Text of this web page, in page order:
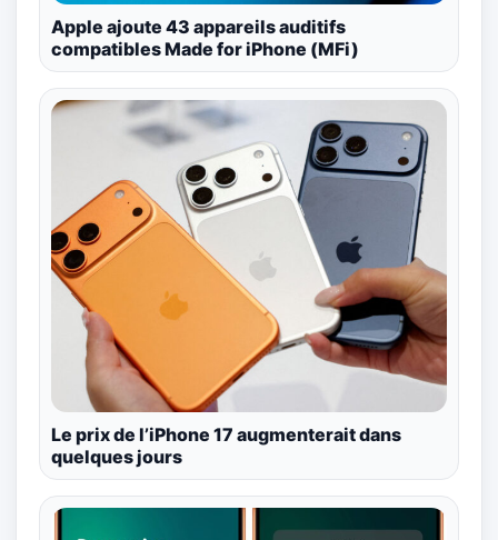
Apple ajoute 43 appareils auditifs
compatibles Made for iPhone (MFi)
Le prix de l’iPhone 17 augmenterait dans
quelques jours